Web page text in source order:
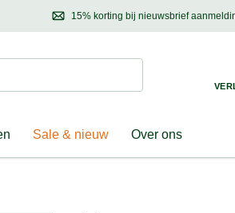
15% korting bij nieuwsbrief
Ontdek nieuwtjes,
onze voedingsdeskundige adviseert u graag!
Suchen
Sale & nieuw Over ons